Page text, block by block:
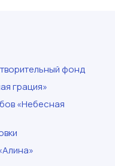
фонд
грация»
«Небесная